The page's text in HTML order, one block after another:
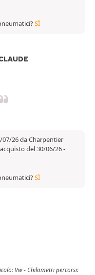
SÌ
26 da Charpentier
del 30/06/26-
SÌ
Vw - Chilometri percorsi: